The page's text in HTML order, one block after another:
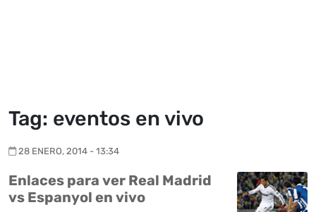
Tag: eventos en vivo
28 ENERO, 2014 - 13:34
Enlaces para ver Real Madrid
vs Espanyol en vivo